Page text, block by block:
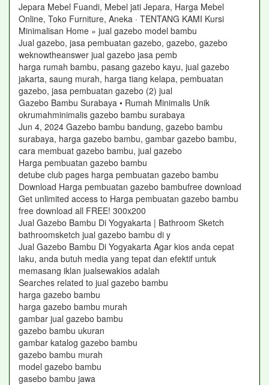
Jepara Mebel Fuandi, Mebel jati Jepara, Harga Mebel
Online, Toko Furniture, Aneka · TENTANG KAMI Kursi
Minimalisan Home » jual gazebo model bambu
Jual gazebo, jasa pembuatan gazebo, gazebo, gazebo
weknowtheanswer jual gazebo jasa pemb
harga rumah bambu, pasang gazebo kayu, jual gazebo
jakarta, saung murah, harga tiang kelapa, pembuatan
gazebo, jasa pembuatan gazebo (2) jual
Gazebo Bambu Surabaya • Rumah Minimalis Unik
okrumahminimalis gazebo bambu surabaya
Jun 4, 2024 Gazebo bambu bandung, gazebo bambu
surabaya, harga gazebo bambu, gambar gazebo bambu,
cara membuat gazebo bambu, jual gazebo
Harga pembuatan gazebo bambu
detube club pages harga pembuatan gazebo bambu
Download Harga pembuatan gazebo bambufree download
Get unlimited access to Harga pembuatan gazebo bambu
free download all FREE! 300x200
Jual Gazebo Bambu Di Yogyakarta | Bathroom Sketch
bathroomsketch jual gazebo bambu di y
Jual Gazebo Bambu Di Yogyakarta Agar kios anda cepat
laku, anda butuh media yang tepat dan efektif untuk
memasang iklan jualsewakios adalah
Searches related to jual gazebo bambu
harga gazebo bambu
harga gazebo bambu murah
gambar jual gazebo bambu
gazebo bambu ukuran
gambar katalog gazebo bambu
gazebo bambu murah
model gazebo bambu
gasebo bambu jawa